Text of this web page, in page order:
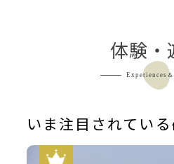
22,000
詳細
和室8
イレ無
体験・
Experiences
いま注目されている